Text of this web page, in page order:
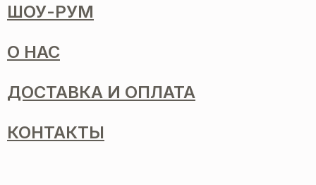
ШОУ-РУМ
О НАС
ДОСТАВКА И ОПЛАТА
КОНТАКТЫ